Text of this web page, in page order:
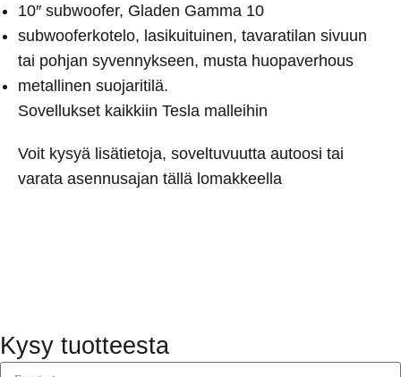
10″ subwoofer, Gladen Gamma 10
subwooferkotelo, lasikuituinen, tavaratilan sivuun
tai pohjan syvennykseen, musta huopaverhous
metallinen suojaritilä.
Sovellukset kaikkiin Tesla malleihin
Voit kysyä lisätietoja, soveltuvuutta autoosi tai
varata asennusajan tällä lomakkeella
Kysy tuotteesta